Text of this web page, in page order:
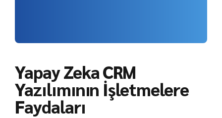
Yapay Zeka CRM
Yazılımının İşletmelere
Faydaları